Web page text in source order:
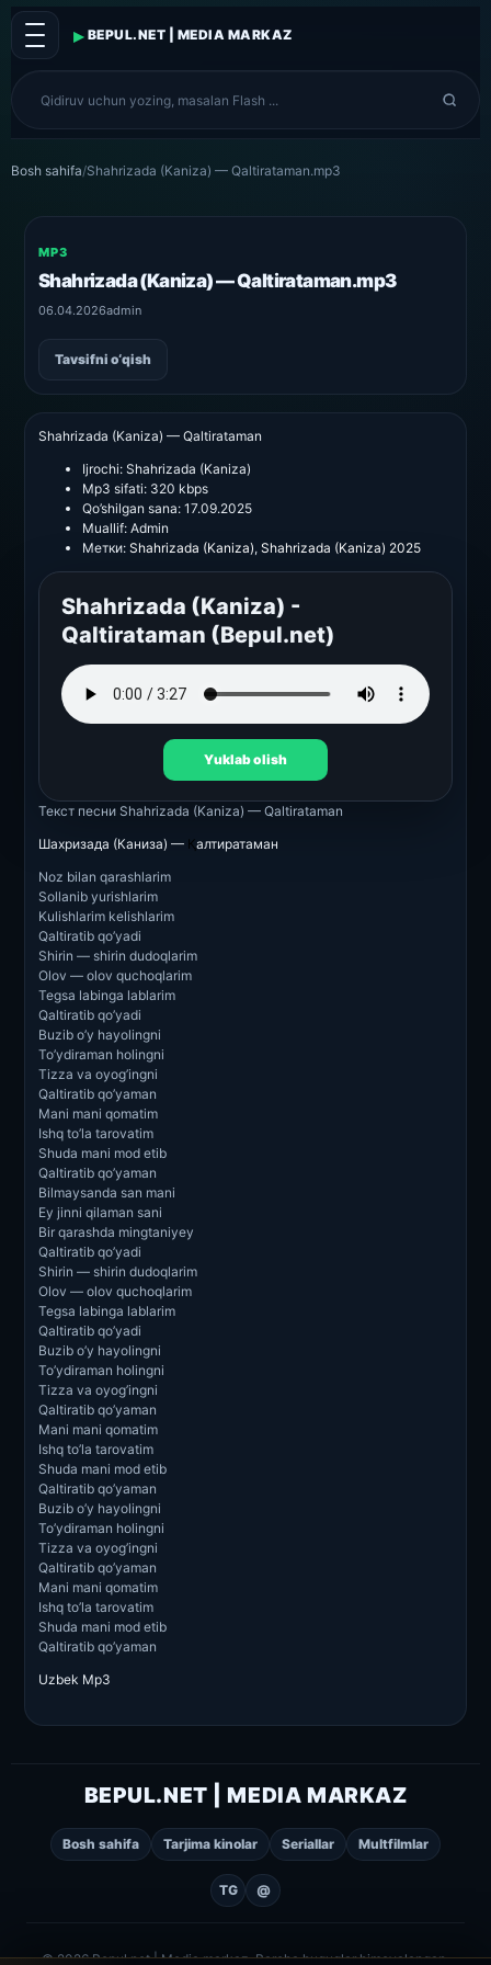
▸ BEPUL.NET | MEDIA MARKAZ
Bosh sahifa/Shahrizada (Kaniza) — Qaltirataman.mp3
MP3
Shahrizada (Kaniza) — Qaltirataman.mp3
06.04.2026admin
Tavsifni o‘qish
Shahrizada (Kaniza) — Qaltirataman
Ijrochi: Shahrizada (Kaniza)
Mp3 sifati: 320 kbps
Qo’shilgan sana: 17.09.2025
Muallif: Admin
Метки: Shahrizada (Kaniza), Shahrizada (Kaniza) 2025
Shahrizada (Kaniza) -
Qaltirataman (Bepul.net)
Yuklab olish
Текст песни Shahrizada (Kaniza) — Qaltirataman
Шахризада (Каниза) — Қалтиратаман
Noz bilan qarashlarim
Sollanib yurishlarim
Kulishlarim kelishlarim
Qaltiratib qo’yadi
Shirin — shirin dudoqlarim
Olov — olov quchoqlarim
Tegsa labinga lablarim
Qaltiratib qo’yadi
Buzib o’y hayolingni
To’ydiraman holingni
Tizza va oyog’ingni
Qaltiratib qo’yaman
Mani mani qomatim
Ishq to’la tarovatim
Shuda mani mod etib
Qaltiratib qo’yaman
Bilmaysanda san mani
Ey jinni qilaman sani
Bir qarashda mingtaniyey
Qaltiratib qo’yadi
Shirin — shirin dudoqlarim
Olov — olov quchoqlarim
Tegsa labinga lablarim
Qaltiratib qo’yadi
Buzib o’y hayolingni
To’ydiraman holingni
Tizza va oyog’ingni
Qaltiratib qo’yaman
Mani mani qomatim
Ishq to’la tarovatim
Shuda mani mod etib
Qaltiratib qo’yaman
Buzib o’y hayolingni
To’ydiraman holingni
Tizza va oyog’ingni
Qaltiratib qo’yaman
Mani mani qomatim
Ishq to’la tarovatim
Shuda mani mod etib
Qaltiratib qo’yaman
Uzbek Mp3
BEPUL.NET | MEDIA MARKAZ
Bosh sahifa Tarjima kinolar Seriallar Multfilmlar
TG @
© 2026 Bepul.net | Media markaz. Barcha huquqlar himoyalangan.